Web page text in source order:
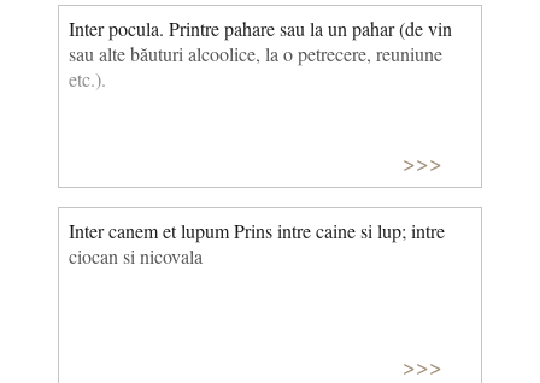
Inter pocula. Printre pahare sau la un pahar (de vin
sau alte băuturi alcoolice, la o petrecere, reuniune
etc.).
>>>
Inter canem et lupum Prins intre caine si lup; intre
ciocan si nicovala
>>>